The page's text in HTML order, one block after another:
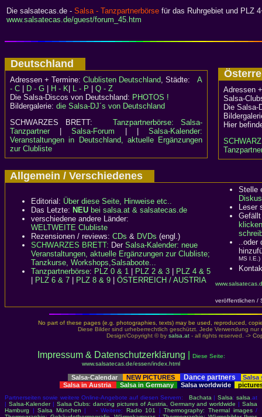
Die salsatecas.de - Salsa - Tanzpartnerbörse für das Ruhrgebiet und PLZ
www.salsatecas.de/guest/forum_45.htm
Deutschland
Adressen + Termine: Clublisten Deutschland, Städte: A
- C
D - G H - K L - P
Q - Z
Die Salsa-Discos von Deutschland: PHOTOS !
Bildergalerie: die Salsa-DJ´s von Deutschland
SCHWARZES BRETT:Tanzpartnerbörse: Salsa-
Tanzpartner|Salsa-Forum | |Salsa-Kalender:
Veranstaltungen in Deutschland, aktuelle Ergänzungen
zur Clubliste
Adressen
Salsa-
Die
Hier
Allgemein / Verschiedenes
Editorial: Über diese Seite, Hinweise etc..
Das Letzte: NEU bei salsa.at & salsatecas.de
verschiedene andere Länder:
WELTWEITE Clubliste
Rezensionen / reviews: CDs & DVDs (engl.)
SCHWARZES BRETT: Der Salsa-Kalender: neue
Veranstaltungen, aktuelle Ergänzungen zur Clubliste;
Tanzkurse, Workshops,Salsaboote...
Tanzpartnerbörse: PLZ 0 & 1 PLZ 2 & 3
PLZ 4 & 5
PLZ 6 & 7 PLZ 8 & 9 ÖSTERREICH / AUSTRIA
Stelle
Leser
klicken
..oder
MS I.E.)
veröffentlichen /
No part of these pages (e.g. photographies, texts) may be used, reproduced,
Diese Bilder sind urheberrechtlich geschützt. Jede Verwendung
Design/Copyright © by salsa.at - all rights reserved. ->
Impressum & Datenschutzerklärung
Diese Seite:
www.salsatecas.de/essen/index.html
Salsa-Calendar NEW PICTURES Dance partners
Salsa
Salsa in Austria
Salsa in Germany Salsa worldwide
Partnerseiten sowie weitere Online-Angebote auf diesen Servern: Bachata | Salsa:salsa .at
| Salsa-Kalender| Salsa Clubs: dancing pictures of Austria, Germany and worldwide |Salsa
Hamburg |Salsa München | - Weitere: Radio 101 |Thermography: Thermal images/